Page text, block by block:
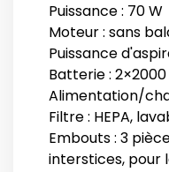
Puissance : 70 W
Moteur : sans
Puissance
Batterie :
Alimentation/
Filtre : HEPA,
Embouts : 3
interstices, pour